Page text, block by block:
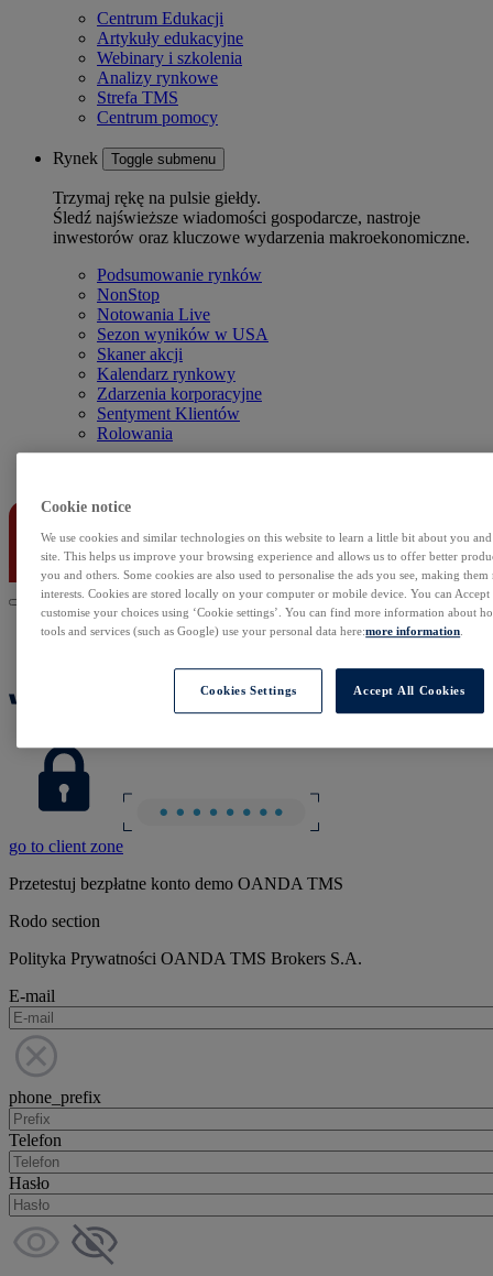
Centrum Edukacji
Artykuły edukacyjne
Webinary i szkolenia
Analizy rynkowe
Strefa TMS
Centrum pomocy
Rynek Toggle submenu
Trzymaj rękę na pulsie giełdy.
Śledź najświeższe wiadomości gospodarcze, nastroje
inwestorów oraz kluczowe wydarzenia makroekonomiczne.
Podsumowanie rynków
NonStop
Notowania Live
Sezon wyników w USA
Skaner akcji
Kalendarz rynkowy
Zdarzenia korporacyjne
Sentyment Klientów
Rolowania
go to client zone
Przetestuj bezpłatne konto demo OANDA TMS
Rodo section
Polityka Prywatności OANDA TMS Brokers S.A.
E-mail
phone_prefix
Telefon
Hasło
Cookie notice
We use cookies and similar technologies on this website to learn a little bit about you
site. This helps us improve your browsing experience and allows us to offer better
you and others. Some cookies are also used to personalise the ads you see, making
interests. Cookies are stored locally on your computer or mobile device. You can
customise your choices using ‘Cookie settings’. You can find more information about
tools and services (such as Google) use your personal data here:more information
Cookies Settings Accept All Cookies